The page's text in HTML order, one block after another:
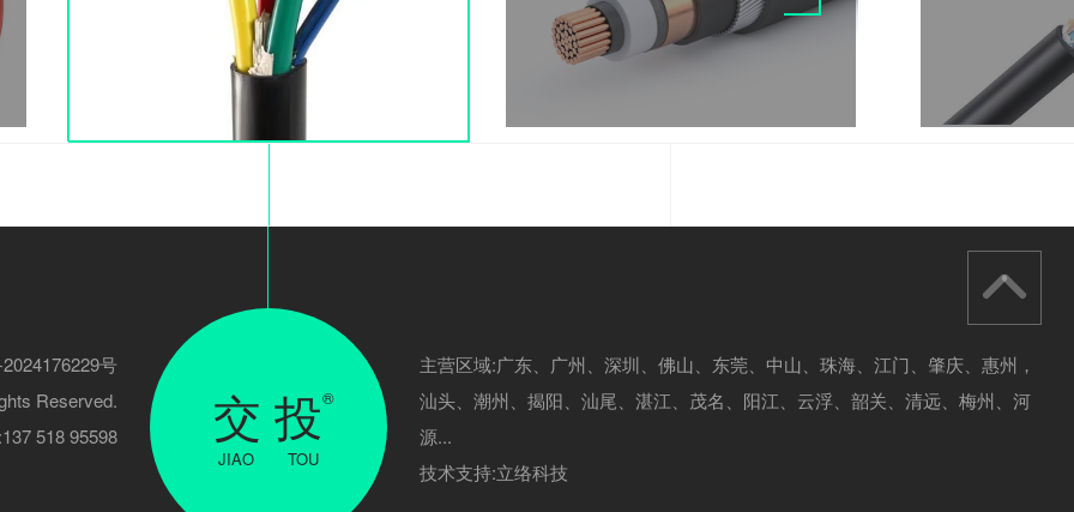
号
Reserved.
518 95598
交 投®
JIAO TOU
主营区域:广东、广州、深圳、佛山、 东莞、中山、珠海、江门、肇庆、惠州，
汕头、潮州、揭阳、汕尾、湛江、茂名、阳江、云浮、韶关、清远、梅州、河
源...
技术支持:立络科技